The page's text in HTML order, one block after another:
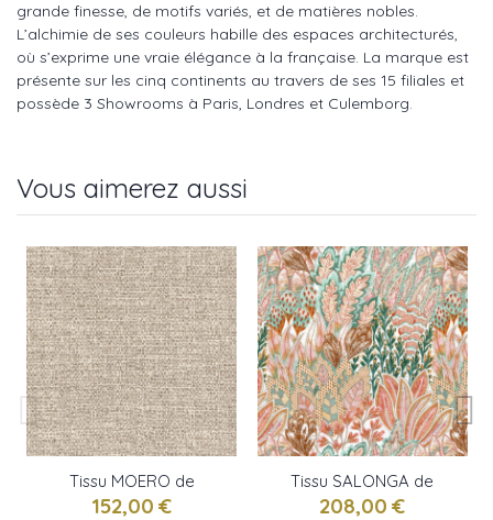
grande finesse, de motifs variés, et de matières nobles.
L’alchimie de ses couleurs habille des espaces architecturés,
où s’exprime une vraie élégance à la française. La marque est
présente sur les cinq continents au travers de ses 15 filiales et
possède 3 Showrooms à Paris, Londres et Culemborg.
Vous aimerez aussi
Tissu MOERO de
CASAMANCE
152,00 €
Tissu SALONGA de
CASAMANCE
208,00 €